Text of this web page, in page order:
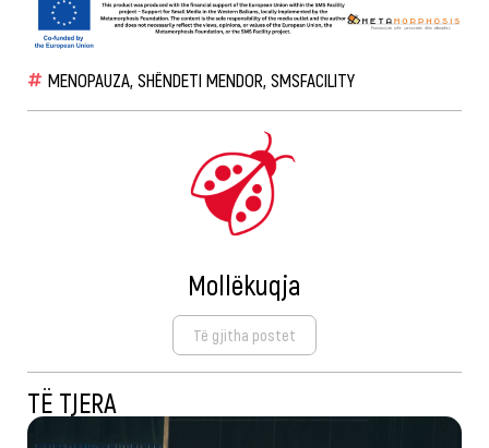
MENOPAUZA SHËNDETI MENDOR SMSFACILITY
Mollëkuqja
Të gjitha postet
TË TJERA